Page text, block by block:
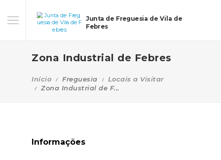
Junta de Freguesia de Vila de
Febres
Zona Industrial de Febres
Início Freguesia
Locais a Visitar
Zona Industrial de F...
Informações